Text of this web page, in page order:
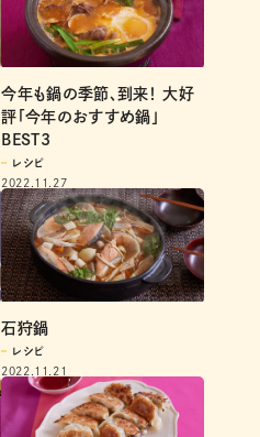
今年も鍋の季節、到来！ 大好
評「今年のおすすめ鍋」
BEST3
レシピ
2022.11.27
石狩鍋
レシピ
2022.11.21